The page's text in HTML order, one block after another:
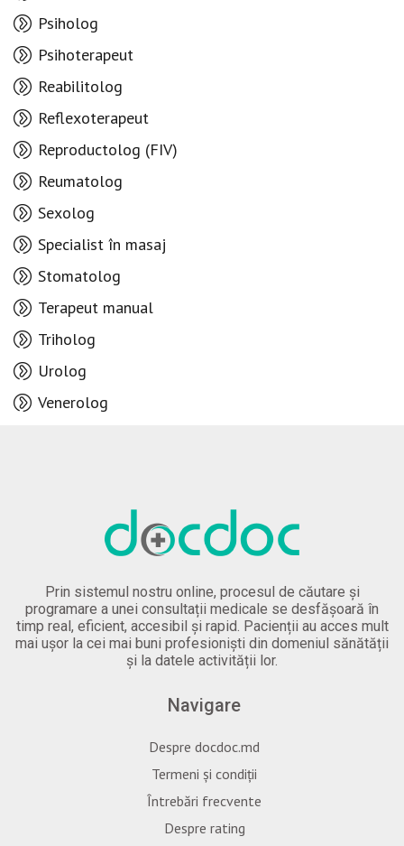
Psiholog
Psihoterapeut
Reabilitolog
Reflexoterapeut
Reproductolog (FIV)
Reumatolog
Sexolog
Specialist în masaj
Stomatolog
Terapeut manual
Triholog
Urolog
Venerolog
Prin sistemul nostru online, procesul de căutare și
programare a unei consultații medicale se desfășoară în
timp real, eficient, accesibil și rapid. Pacienții au acces mult
mai ușor la cei mai buni profesioniști din domeniul sănătății
și la datele activității lor.
Navigare
Despre docdoc.md
Termeni și condiții
Întrebări frecvente
Despre rating